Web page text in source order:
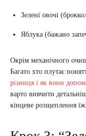
Зелені овочі
Яблука (бажано
Окрім механічного
Багато хто плутає
різниця і як вони
варто вивчити
кінцеве розщеплення